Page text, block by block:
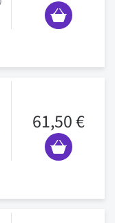
61,50 €